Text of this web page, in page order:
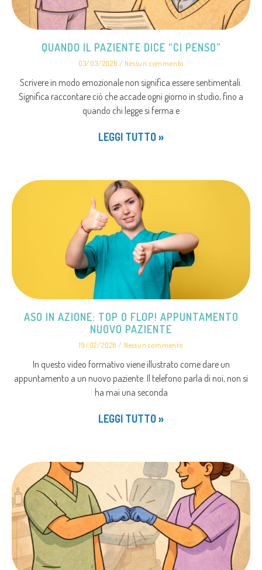
QUANDO IL PAZIENTE DICE “CI PENSO”
03/03/2026 Nessun commento
Scrivere in modo emozionale non significa essere sentimentali.
Significa raccontare ciò che accade ogni giorno in studio, fino a
quando chi legge si ferma e
LEGGI TUTTO »
ASO IN AZIONE: TOP O FLOP! APPUNTAMENTO
NUOVO PAZIENTE
19/02/2026 Nessun commento
In questo video formativo viene illustrato come dare un
appuntamento a un nuovo paziente. Il telefono parla di noi, non si
ha mai una seconda
LEGGI TUTTO »